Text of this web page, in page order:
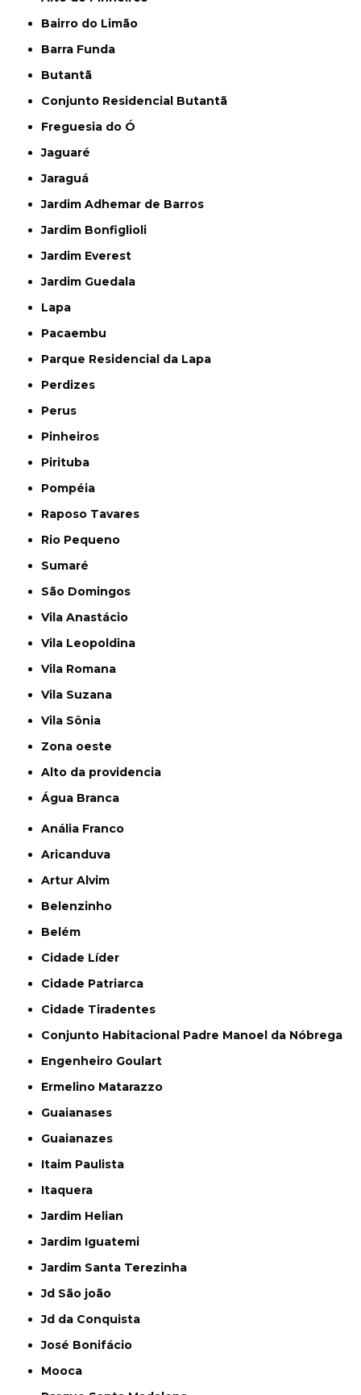
Bairro do Limão
Barra Funda
Butantã
Conjunto Residencial Butantã
Freguesia do Ó
Jaguaré
Jaraguá
Jardim Adhemar de Barros
Jardim Bonfiglioli
Jardim Everest
Jardim Guedala
Lapa
Pacaembu
Parque Residencial da Lapa
Perdizes
Perus
Pinheiros
Pirituba
Pompéia
Raposo Tavares
Rio Pequeno
Sumaré
São Domingos
Vila Anastácio
Vila Leopoldina
Vila Romana
Vila Suzana
Vila Sônia
Zona oeste
alto da providencia
Água Branca
Anália Franco
Aricanduva
Artur Alvim
Belenzinho
Belém
Cidade Líder
Cidade Patriarca
Cidade Tiradentes
Conjunto Habitacional Padre Manoel da Nóbrega
Engenheiro Goulart
Ermelino Matarazzo
Guaianases
Guaianazes
Itaim Paulista
Itaquera
Jardim Helian
Jardim Iguatemi
Jardim Santa Terezinha
Jd São joão
Jd da Conquista
José Bonifácio
Mooca